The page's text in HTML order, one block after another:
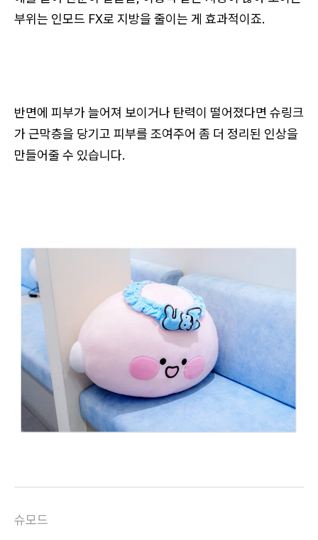
부위는 인모드 FX로 지방을 줄이는 게 효과적이죠.
반면에 피부가 늘어져 보이거나 탄력이 떨어졌다면 슈링크
가 근막층을 당기고 피부를 조여주어 좀 더 정리된 인상을
만들어줄 수 있습니다.
슈모드